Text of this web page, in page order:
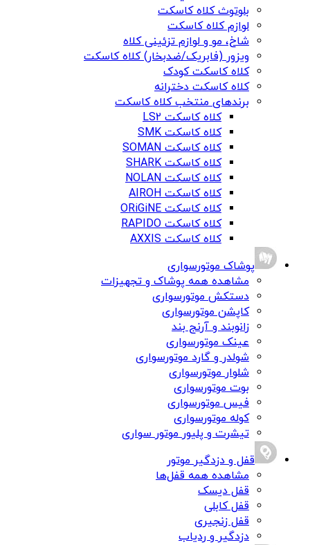
بلوتوث کلاه کاسکت
لوازم کلاه کاسکت
شاخ، مو و لوازم تزئینی کلاه
ویزور (فابریک/ضدبخار) کلاه کاسکت
کلاه کاسکت کودک
کلاه کاسکت دخترانه
برندهای منتخب کلاه کاسکت
کلاه کاسکت LS2
کلاه کاسکت SMK
کلاه کاسکت SOMAN
کلاه کاسکت SHARK
کلاه کاسکت NOLAN
کلاه کاسکت AIROH
کلاه کاسکت ORiGiNE
کلاه کاسکت RAPIDO
کلاه کاسکت AXXIS
پوشاک موتورسواری
مشاهده همه پوشاک و تجهیزات
دستکش موتورسواری
کاپشن موتورسواری
زانوبند و آرنج بند
عینک موتورسواری
شولدر و گارد موتورسواری
شلوار موتورسواری
بوت موتورسواری
فیس موتورسواری
کوله موتورسواری
تیشرت و پلیور موتور سواری
قفل و دزدگیر موتور
مشاهده همه قفل‌ها
قفل دیسک
قفل کابلی
قفل زنجیری
دزدگیر و ردیاب